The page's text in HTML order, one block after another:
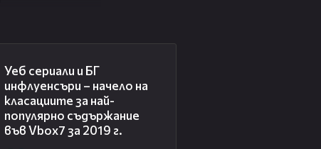
Уеб сериали и БГ
инфлуенсъри – начело на
класациите за най-
популярно съдържание
във Vbox7 за 2019 г.